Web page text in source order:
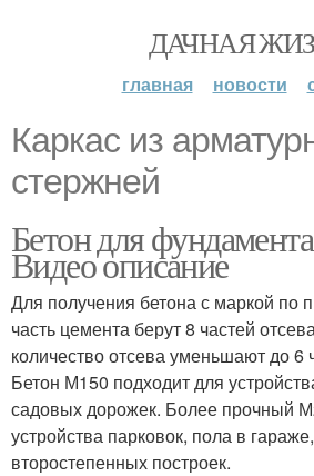
ДАЧНАЯ
главная новости
Каркас из
стержней
Бетон для
Видео описание
Для получения бетона с маркой по
часть цемента берут 8 частей
количество отсева уменьшают до 6
Бетон М150 подходит для
садовых дорожек. Более прочный
устройства парковок, пола в
второстепенных построек.